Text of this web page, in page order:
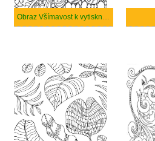
Obraz Všímavost k vytisknutí zdarma